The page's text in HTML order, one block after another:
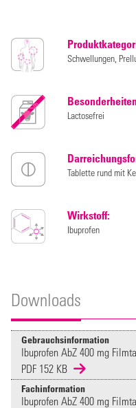
Schwellungen,
Lactosefrei
Tablette rund mit
Wirkstoff:
Ibuprofen
Downloads
Gebrauchsinformation
Ibuprofen AbZ 400 mg
PDF 152 KB
Fachinformation
Ibuprofen AbZ 400 mg